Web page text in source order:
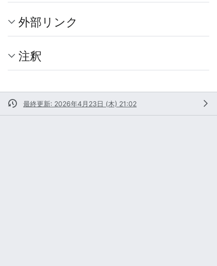
外部リンク
注釈
最終更新: 2026年4月23日 (木) 21:02